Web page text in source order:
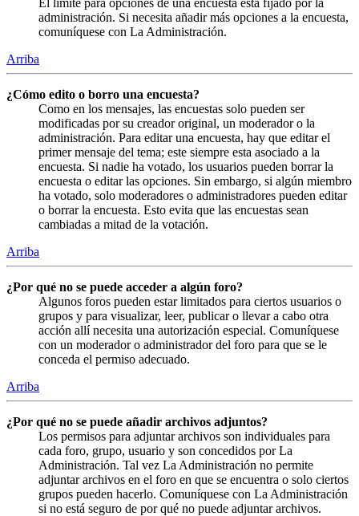
administración. Si necesita añadir más opciones a la encuesta,
comuníquese con La Administración.
Arriba
¿Cómo edito o borro una encuesta?
Como en los mensajes, las encuestas solo pueden ser
modificadas por su creador original, un moderador o la
administración. Para editar una encuesta, hay que editar el
primer mensaje del tema; este siempre esta asociado a la
encuesta. Si nadie ha votado, los usuarios pueden borrar la
encuesta o editar las opciones. Sin embargo, si algún miembro
ha votado, solo moderadores o administradores pueden editar
o borrar la encuesta. Esto evita que las encuestas sean
cambiadas a mitad de la votación.
Arriba
¿Por qué no se puede acceder a algún foro?
Algunos foros pueden estar limitados para ciertos usuarios o
grupos y para visualizar, leer, publicar o llevar a cabo otra
acción allí necesita una autorización especial. Comuníquese
con un moderador o administrador del foro para que se le
conceda el permiso adecuado.
Arriba
¿Por qué no se puede añadir archivos adjuntos?
Los permisos para adjuntar archivos son individuales para
cada foro, grupo, usuario y son concedidos por La
Administración. Tal vez La Administración no permite
adjuntar archivos en el foro en que se encuentra o solo ciertos
grupos pueden hacerlo. Comuníquese con La Administración
si no está seguro de por qué no puede adjuntar archivos.